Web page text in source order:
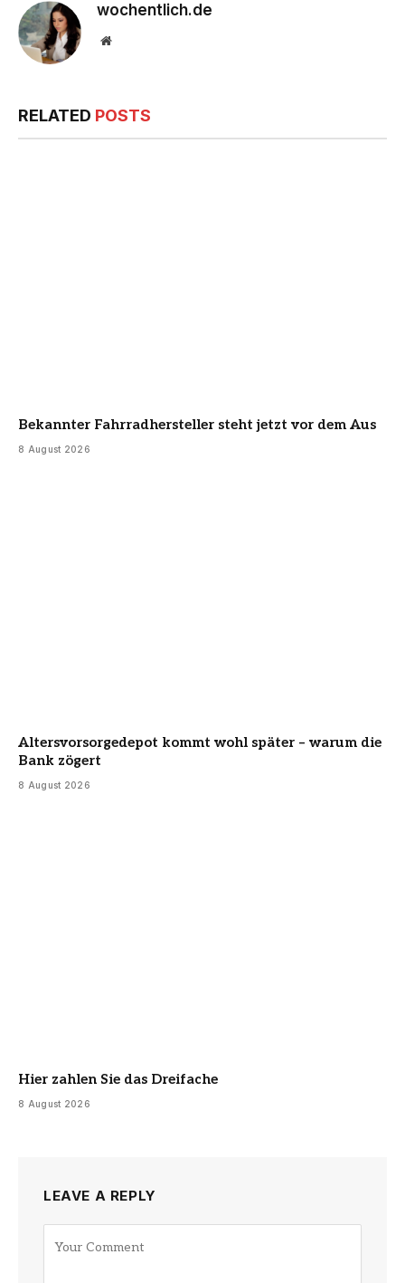
wochentlich.de
Website
RELATED POSTS
Bekannter Fahrradhersteller steht jetzt vor dem Aus
8 August 2026
Altersvorsorgedepot kommt wohl später – warum die
Bank zögert
8 August 2026
Hier zahlen Sie das Dreifache
8 August 2026
LEAVE A REPLY